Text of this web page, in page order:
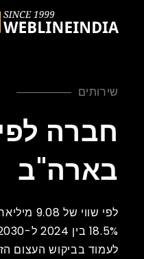
Skip to main content
שירותים
חברה
בארה"ב
לעמוד בביקוש העצום